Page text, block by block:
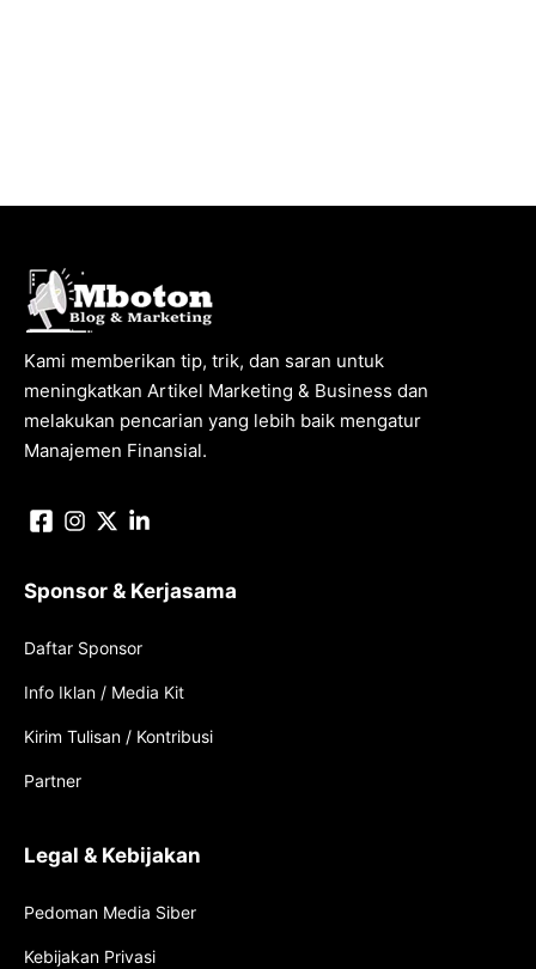
Kami memberikan tip, trik, dan saran untuk
meningkatkan Artikel Marketing & Business dan
melakukan pencarian yang lebih baik mengatur
Manajemen Finansial.
Sponsor & Kerjasama
Daftar Sponsor
Info Iklan / Media Kit
Kirim Tulisan / Kontribusi
Partner
Legal & Kebijakan
Pedoman Media Siber
Kebijakan Privasi